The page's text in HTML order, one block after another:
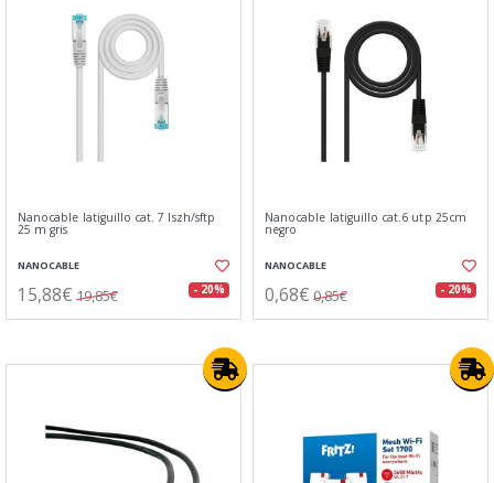
Nanocable latiguillo cat. 7 lszh/sftp
25 m gris
NANOCABLE
15,88€ 19,85€ - 20%
Nanocable latiguillo cat.6 utp 25cm
negro
NANOCABLE
0,68€ 0,85€ - 20%